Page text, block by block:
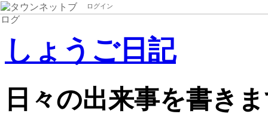
ログイン
しょうご日記
日々の出来事を書き